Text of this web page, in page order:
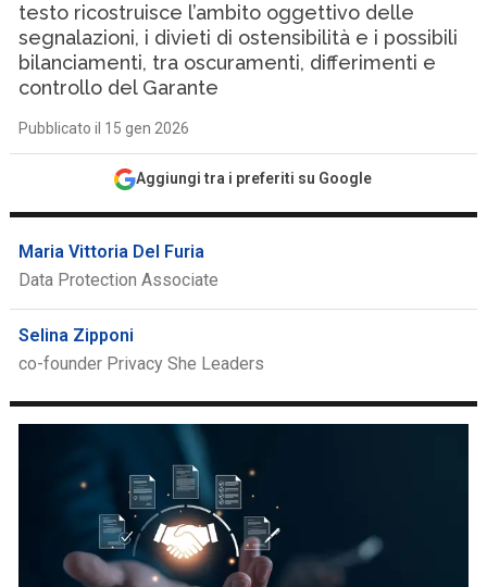
testo ricostruisce l’ambito oggettivo delle
segnalazioni, i divieti di ostensibilità e i possibili
bilanciamenti, tra oscuramenti, differimenti e
controllo del Garante
Pubblicato il 15 gen 2026
Aggiungi tra i preferiti su Google
Maria Vittoria Del Furia
Data Protection Associate
Selina Zipponi
co-founder Privacy She Leaders